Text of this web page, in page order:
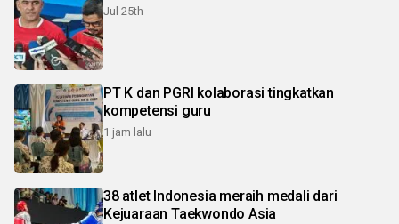
Jul 25th
PT K dan PGRI kolaborasi tingkatkan
kompetensi guru
1 jam lalu
38 atlet Indonesia meraih medali dari
Kejuaraan Taekwondo Asia